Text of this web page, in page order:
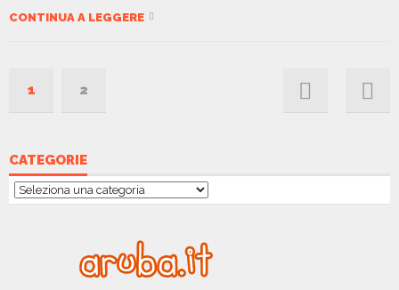
CONTINUA A LEGGERE
1 2
CATEGORIE
Categorie